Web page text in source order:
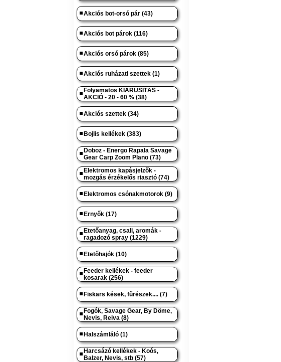
Akciós bot-orsó pár (43)
Akciós bot párok (116)
Akciós orsó párok (85)
Akciós ruházati szettek (1)
Folyamatos KIÁRUSÍTÁS -
AKCIÓ - 20 - 60 % (38)
Akciós szettek (34)
Bojlis kellékek (383)
Doboz - Energo Rapala Savage
Gear Carp Zoom Plano (73)
Elektromos kapásjelzők -
mozgás érzékelős riasztó (74)
Elektromos csónakmotorok (9)
Ernyők (17)
Etetőanyag, csali, aromák -
ragadozó spray (1229)
Etetőhajók (10)
Feeder kellékek - feeder
kosarak (256)
Fiskars kések, fűrészek.... (7)
Fogók, Savage Gear, By Döme,
Nevis, Reiva (8)
Halszámláló (1)
Harcsázó kellékek - Koós,
Balzer, Nevis, stb (57)